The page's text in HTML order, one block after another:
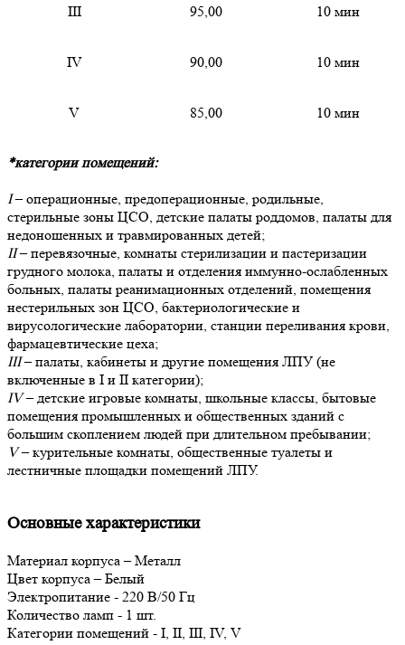
III 95,00 10 мин
IV 90,00 10 мин
V 85,00 10 мин
*категории помещений:
I – операционные, предоперационные, родильные,
стерильные зоны ЦСО, детские палаты роддомов, палаты для
недоношенных и травмированных детей;
II – перевязочные, комнаты стерилизации и пастеризации
грудного молока, палаты и отделения иммунно-ослабленных
больных, палаты реанимационных отделений, помещения
нестерильных зон ЦСО, бактериологические и
вирусологические лаборатории, станции переливания крови,
фармацевтические цеха;
III – палаты, кабинеты и другие помещения ЛПУ (не
включенные в I и II категории);
IV – детские игровые комнаты, школьные классы, бытовые
помещения промышленных и общественных зданий с
большим скоплением людей при длительном пребывании;
V – курительные комнаты, общественные туалеты и
лестничные площадки помещений ЛПУ.
Основные характеристики
Материал корпуса – Металл
Цвет корпуса – Белый
Электропитание - 220 В/50 Гц
Количество ламп - 1 шт.
Категории помещений - I, II, III, IV, V